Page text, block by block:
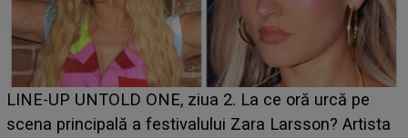
Ce a dezvăluit noua concurentă din "Casa Iubirii" l-a
luat prin surprindere pe Emanuel. CINE ESTE